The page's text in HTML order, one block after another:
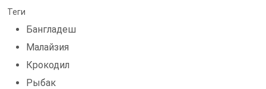
Теги
Бангладеш
Малайзия
Крокодил
Рыбак